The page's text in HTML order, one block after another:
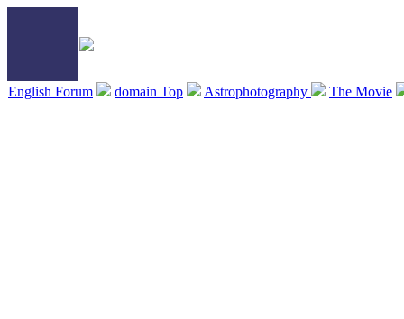
English Forum domain Top Astrophotography The Movie